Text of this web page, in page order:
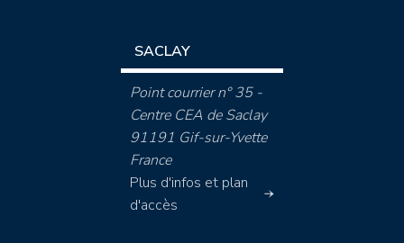
SACLAY
Point courrier n° 35 -
Centre CEA de Saclay
91191 Gif-sur-Yvette
France
Plus d'infos et plan
d'accès